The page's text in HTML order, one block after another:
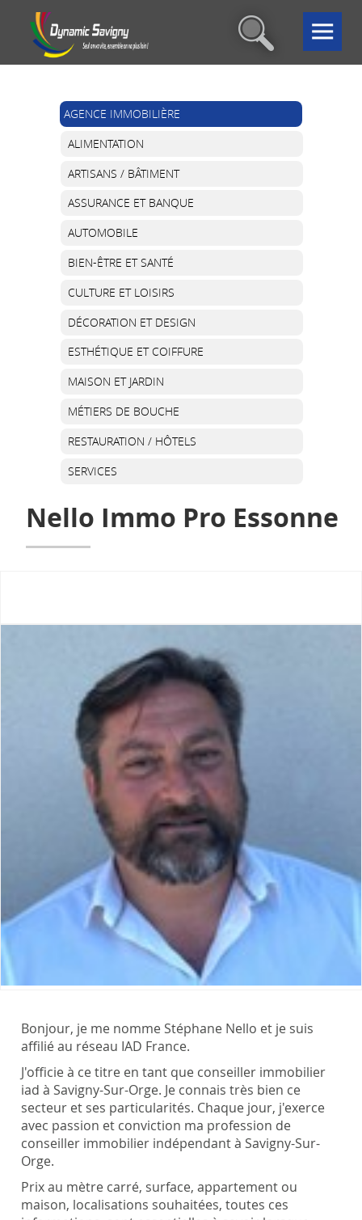
AGENCE IMMOBILIÈRE
ALIMENTATION
ARTISANS / BÂTIMENT
ASSURANCE ET BANQUE
AUTOMOBILE
BIEN-ÊTRE ET SANTÉ
CULTURE ET LOISIRS
DÉCORATION ET DESIGN
ESTHÉTIQUE ET COIFFURE
MAISON ET JARDIN
MÉTIERS DE BOUCHE
RESTAURATION / HÔTELS
SERVICES
Nello Immo Pro Essonne
Bonjour, je me nomme Stéphane Nello et je suis
affilié au réseau IAD France.
J'officie à ce titre en tant que conseiller immobilier
iad à Savigny-Sur-Orge. Je connais très bien ce
secteur et ses particularités. Chaque jour, j'exerce
avec passion et conviction ma profession de
conseiller immobilier indépendant à Savigny-Sur-
Orge.
Prix au mètre carré, surface, appartement ou
maison, localisations souhaitées, toutes ces